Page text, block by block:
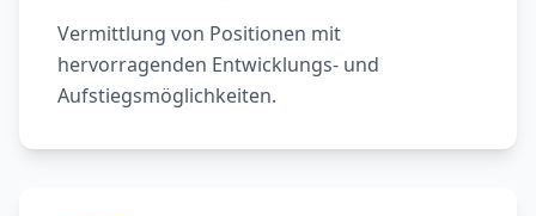
Vermittlung von Positionen mit
hervorragenden Entwicklungs- und
Aufstiegsmöglichkeiten.